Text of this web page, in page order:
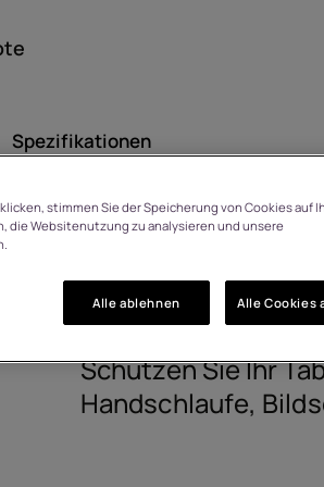
Spezifikationen
HMD T21
8P00000291
Schützen Sie Ihr
Handschlaufe,
stimmen Sie der Speicherung von Cookies auf
die Websitenutzung zu analysieren und unsere
Alle ablehnen Alle Cookies